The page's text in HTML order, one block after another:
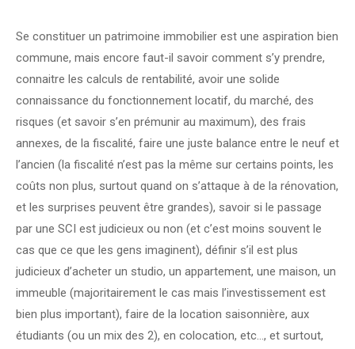
Se constituer un patrimoine immobilier est une aspiration bien
commune, mais encore faut-il savoir comment s’y prendre,
connaitre les calculs de rentabilité, avoir une solide
connaissance du fonctionnement locatif, du marché, des
risques (et savoir s’en prémunir au maximum), des frais
annexes, de la fiscalité, faire une juste balance entre le neuf et
l’ancien (la fiscalité n’est pas la même sur certains points, les
coûts non plus, surtout quand on s’attaque à de la rénovation,
et les surprises peuvent être grandes), savoir si le passage
par une SCI est judicieux ou non (et c’est moins souvent le
cas que ce que les gens imaginent), définir s’il est plus
judicieux d’acheter un studio, un appartement, une maison, un
immeuble (majoritairement le cas mais l’investissement est
bien plus important), faire de la location saisonnière, aux
étudiants (ou un mix des 2), en colocation, etc…, et surtout,